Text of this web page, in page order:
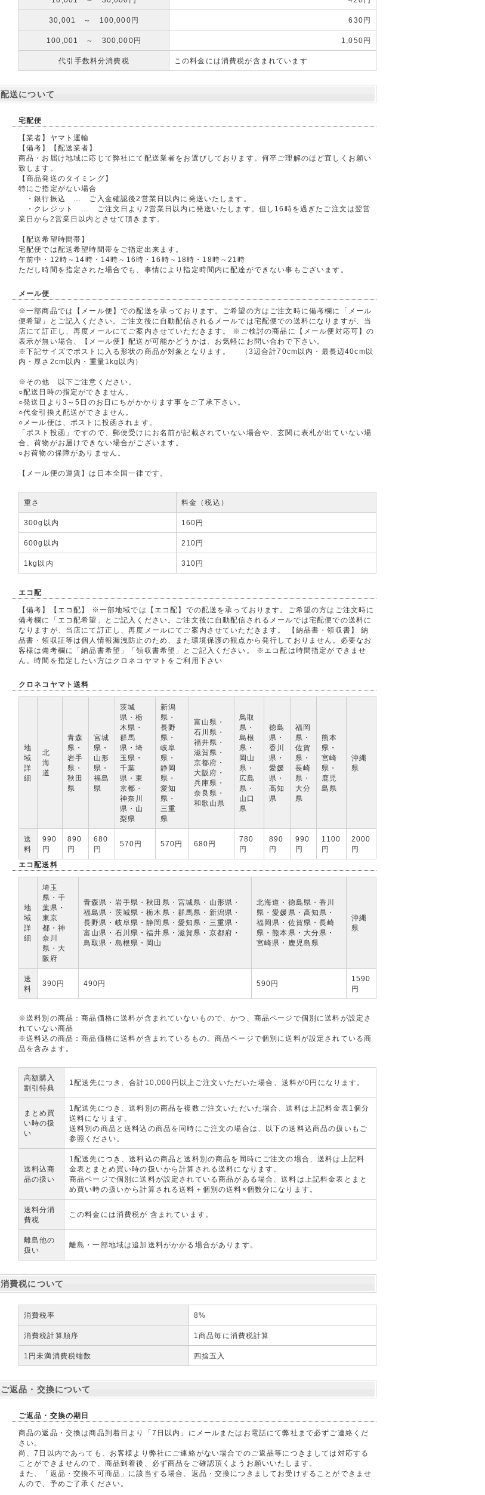
30,001 ～ 100,000円 630円
100,001 ～ 300,000円 1,050円
代引手数料分消費税 この料金には消費税が含まれています
配送について
宅配便
【業者】ヤマト運輸
【備考】【配送業者】
商品・お届け地域に応じて弊社にて配送業者をお選びしております。何卒ご理解のほど宜しくお願い
致します。
【商品発送のタイミング】
特にご指定がない場合
・銀行振込 … ご入金確認後2営業日以内に発送いたします。
・クレジット … ご注文日より2営業日以内に発送いたします。但し16時を過ぎたご注文は翌営
業日から2営業日以内とさせて頂きます。
【配送希望時間帯】
宅配便では配送希望時間帯をご指定出来ます。
午前中・12時～14時・14時～16時・16時～18時・18時～21時
ただし時間を指定された場合でも、事情により指定時間内に配達ができない事もございます。
メール便
※一部商品では【メール便】での配送を承っております。ご希望の方はご注文時に備考欄に「メール
便希望」とご記入ください。ご注文後に自動配信されるメールでは宅配便での送料になりますが、当
店にて訂正し、再度メールにてご案内させていただきます。 ※ご検討の商品に【メール便対応可】の
表示が無い場合、【メール便】配送が可能かどうかは、お気軽にお問い合わで下さい。
※下記サイズでポストに入る形状の商品が対象となります。 （3辺合計70cm以内・最長辺40cm以
内・厚さ2cm以内・重量1kg以内）
※その他 以下ご注意ください。
○配送日時の指定ができません。
○発送日より3～5日のお日にちがかかります事をご了承下さい。
○代金引換え配送ができません。
○メール便は、ポストに投函されます。
「ポスト投函」ですので、郵便受けにお名前が記載されていない場合や、玄関に表札が出ていない場
合、荷物がお届けできない場合がございます。
○お荷物の保障がありません。
【メール便の運賃】は日本全国一律です。
重さ 料金（税込）
300g以内 160円
600g以内 210円
1kg以内 310円
エコ配
【備考】【エコ配】 ※一部地域では【エコ配】での配送を承っております。ご希望の方はご注文時に
備考欄に「エコ配希望」とご記入ください。ご注文後に自動配信されるメールでは宅配便での送料に
なりますが、当店にて訂正し、再度メールにてご案内させていただきます。 【納品書・領収書】 納
品書・領収証等は個人情報漏洩防止のため、また環境保護の観点から発行しておりません。必要なお
客様は備考欄に「納品書希望」「領収書希望」とご記入ください。 ※エコ配は時間指定ができませ
ん。時間を指定したい方はクロネコヤマトをご利用下さい
クロネコヤマト送料
地
域
詳
細
北
海
道
青森
県・
岩手
県・
秋田
県
宮城
県・
山形
県・
福島
県
茨城
県・栃
木県・
群馬
県・埼
玉県・
千葉
県・東
京都・
神奈川
県・山
梨県
新潟
県・
長野
県・
岐阜
県・
静岡
県・
愛知
県・
三重
県
富山県・
石川県・
福井県・
滋賀県・
京都府・
大阪府・
兵庫県・
奈良県・
和歌山県
鳥取
県・
島根
県・
岡山
県・
広島
県・
山口
県
徳島
県・
香川
県・
愛媛
県・
高知
県
福岡
県・
佐賀
県・
長崎
県・
大分
県
熊本
県・
宮崎
県・
鹿児
島県
沖縄
県
送
料
990
円
890
円
680
円
570円 570円 680円
780
円
890
円
990
円
1100
円
2000
円
エコ配送料
地
域
詳
細
埼玉
県・千
葉県・
東京
都・神
奈川
県・大
阪府
青森県・岩手県・秋田県・宮城県・山形県・
福島県・茨城県・栃木県・群馬県・新潟県・
長野県・岐阜県・静岡県・愛知県・三重県・
富山県・石川県・福井県・滋賀県・京都府・
鳥取県・島根県・岡山
北海道・徳島県・香川
県・愛媛県・高知県・
福岡県・佐賀県・長崎
県・熊本県・大分県・
宮崎県・鹿児島県
沖縄
県
送
料
390円 490円 590円
1590
円
※送料別の商品：商品価格に送料が含まれていないもので、かつ、商品ページで個別に送料が設定さ
れていない商品
※送料込の商品：商品価格に送料が含まれているもの。商品ページで個別に送料が設定されている商
品を含みます。
高額購入
割引特典
1配送先につき、合計10,000円以上ご注文いただいた場合、送料が0円になります。
まとめ買
い時の扱
い
1配送先につき、送料別の商品を複数ご注文いただいた場合、送料は上記料金表1個分
送料になります。
送料別の商品と送料込の商品を同時にご注文の場合は、以下の送料込商品の扱いもご
参照ください。
送料込商
品の扱い
1配送先につき、送料込の商品と送料別の商品を同時にご注文の場合、送料は上記料
金表とまとめ買い時の扱いから計算される送料になります。
商品ページで個別に送料が設定されている商品がある場合、送料は上記料金表とまと
め買い時の扱いから計算される送料＋個別の送料×個数分になります。
送料分消
費税
この料金には消費税が 含まれています。
離島他の
扱い
離島・一部地域は追加送料がかかる場合があります。
消費税について
消費税率 8%
消費税計算順序 1商品毎に消費税計算
1円未満消費税端数 四捨五入
ご返品・交換について
ご返品・交換の期日
商品の返品・交換は商品到着日より「7日以内」にメールまたはお電話にて弊社まで必ずご連絡くだ
さい。
尚、7日以内であっても、お客様より弊社にご連絡がない場合でのご返品等につきましては対応する
ことができませんので、商品到着後、必ず商品をご確認頂くようお願いいたします。
また、「返品・交換不可商品」に該当する場合、返品・交換につきましてお受けすることができませ
んので、予めご了承ください。